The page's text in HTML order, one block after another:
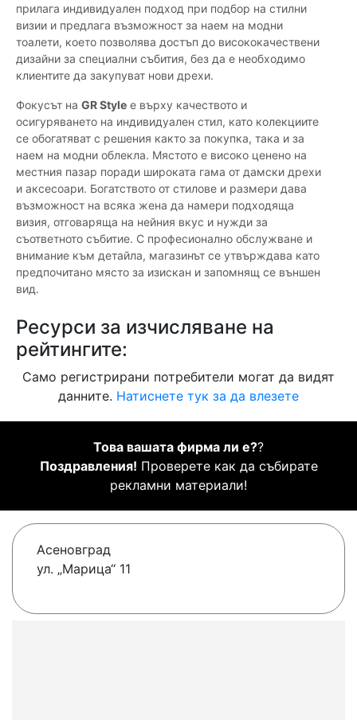
прилага индивидуален подход при подбор на стилни
визии и предлага възможност за наем на модни
тоалети, което позволява достъп до висококачествени
дизайни за специални събития, без да е необходимо
клиентите да закупуват нови дрехи.
Фокусът на GR Style е върху качеството и
осигуряването на индивидуален стил, като колекциите
се обогатяват с решения както за покупка, така и за
наем на модни облекла. Мястото е високо ценено на
местния пазар поради широката гама от дамски дрехи
и аксесоари. Богатството от стилове и размери дава
възможност на всяка жена да намери подходяща
визия, отговаряща на нейния вкус и нужди за
съответното събитие. С професионално обслужване и
внимание към детайла, магазинът се утвърждава като
предпочитано място за изискан и запомнящ се външен
вид.
Ресурси за изчисляване на
рейтингите:
Само регистрирани потребители могат да видят
данните. Натиснете тук за да влезете
Това вашата фирма ли е??
Поздравления! Проверете как да събирате
рекламни материали!
Асеновград
ул. „Марица“ 11